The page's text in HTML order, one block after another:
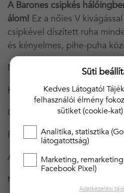
A Barones csipkés
álom! Ez a nőies V
csipkével díszített ruha
és kényelmes, pihe-puha
Minőségi magyar termék!
Kör alakú nyakkivágással
Gyönyörű csipkedíszítéssel
Pihe-puha pamut anyagból
Állítható vállpántokkal
MÉRET
Süti
Kedves Látogató!
felhasználói élmény
sütiket (cookie-
Analitika, statisztika
látogatottság)
Marketing,
Facebook Pixel)
Adatkezelési